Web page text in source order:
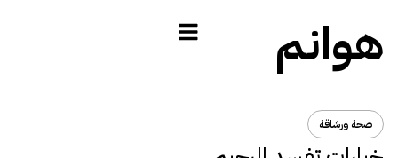
هوانم
صحة ورشاقة